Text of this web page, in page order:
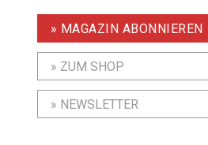
» MAGAZIN ABONNIEREN
» ZUM SHOP
» NEWSLETTER